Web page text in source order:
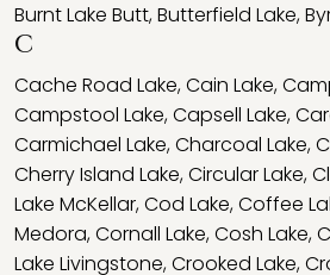
Burnt Lake Butt,Butterfield Lake,
C
Cache Road Lake,Cain Lake,
Campstool Lake,Capsell Lake,
Carmichael Lake,Charcoal Lake,
Cherry Island Lake,Circular Lake,
Lake McKellar,Cod Lake,Coffee
Medora,Cornall Lake,Cosh Lake,
Lake Livingstone,Crooked Lake,